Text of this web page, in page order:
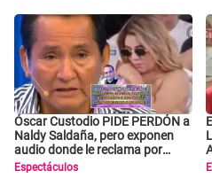
Óscar Custodio PIDE PERDÓN a
Naldy Saldaña, pero exponen
audio donde le reclama por
VIDEOS
Espectáculos